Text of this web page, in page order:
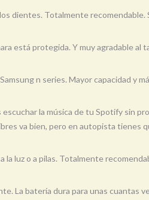
dientes. Totalmente recomendable.
está protegida. Y muy agradable al
n series. Mayor capacidad y
la música de tu Spotify sin
va bien, pero en autopista
luz o a pilas. Totalmente
La batería dura para unas cuantas